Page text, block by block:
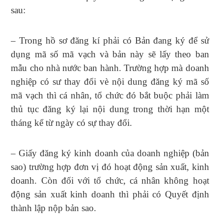
sau:
– Trong hồ sơ đăng kí phải có Bản đang ký để sử
dụng mã số mã vạch và bản này sẽ lấy theo ban
mẫu cho nhà nước ban hành. Trường hợp mà doanh
nghiệp có sư thay đổi vè nội dung đăng ký mã số
mã vạch thì cá nhân, tổ chức đó bắt buộc phải làm
thủ tục đăng ký lại nội dung trong thời hạn một
tháng kể từ ngày có sự thay đổi.
– Giấy đăng ký kinh doanh của doanh nghiệp (bản
sao) trường hợp đơn vị đó hoạt động sản xuất, kinh
doanh. Còn đối với tổ chức, cá nhân không hoạt
động sản xuất kinh doanh thì phải có Quyết định
thành lập nộp bản sao.